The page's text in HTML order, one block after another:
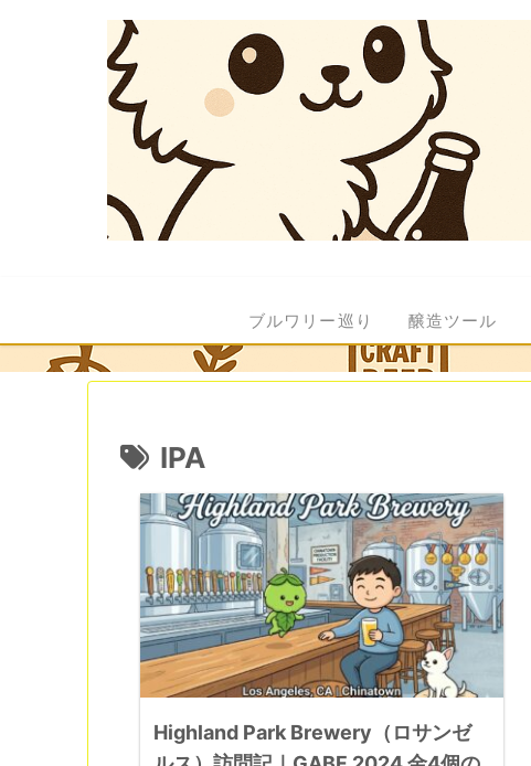
ブルワリー巡り 醸造ツール
IPA
Highland Park Brewery（ロサンゼ